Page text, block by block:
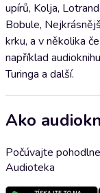
upírů, Kolja,
Bobule,
krku, a v několika
například
Turinga a další.
Ako
Počúvajte
Audioteka